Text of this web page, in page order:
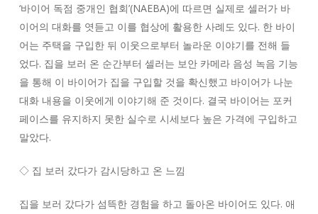
‘바이어 독점 중개인 협회’(NAEBA)에 따르면 실제로 셀러가 바
이어의 대화를 엿듣고 이를 협상에 활용한 사례도 있다. 한 바이
어는 주택을 구입한 뒤 이웃으로부터 놀라운 이야기를 전해 들
었다. 집을 보러 온 순간부터 셀러는 보안 카메라 음성 녹음 기능
을 통해 이 바이어가 집을 구입할 것을 확신했고 바이어가 나눈
대화 내용을 이웃에게 이야기해 준 것이다. 결국 바이어는 포커
페이스를 유지하지 못한 실수로 시세보다 높은 가격에 구입하고
말았다.
◇ 집 보러 갔다가 감시당하고 온 느낌
집을 보러 갔다가 섬뜩한 경험을 하고 돌아온 바이어도 있다. 애